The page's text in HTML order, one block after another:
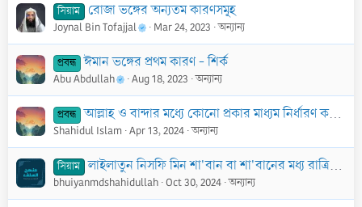
সিয়াম রোজা ভঙ্গের অন্যতম কারণসমূহ
Joynal Bin Tofajjal Mar 24, 2023 অন্যান্য
প্রবন্ধ ঈমান ভঙ্গের প্রথম কারণ - শির্ক
Abu Abdullah Aug 18, 2023 অন্যান্য
প্রবন্ধ আল্লাহ ও বান্দার মধ্যে কোনো প্রকার মাধ্যম নির্ধারণ করা এবং তাদের কাছে কিছু চাওয়া ঈমান ভঙ্গের ২য় কারণ
Shahidul Islam Apr 13, 2024 অন্যান্য
সিয়াম লাইলাতুন নিসফি মিন শা'বান বা শা'বানের মধ্য রাত্রির পরদিন সিয়াম পালন প্রসঙ্গ
bhuiyanmdshahidullah Oct 30, 2024 অন্যান্য